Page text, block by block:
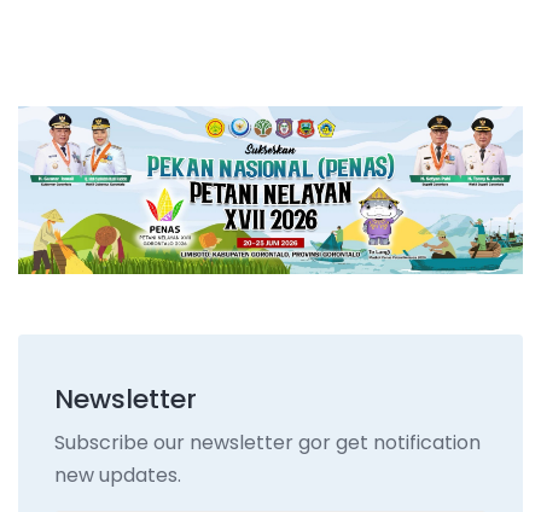
Newsletter
Subscribe our newsletter gor get notification
new updates.